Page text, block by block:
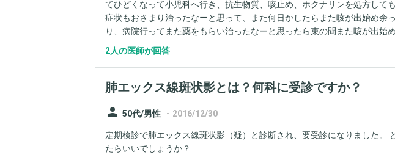
てひどくなって小児科へ行き、抗生物質、咳止め、ホクナリンを処方して
症状もおさまり治ったなーと思って、また何日かしたらまた咳が出始め余
り、病院行ってまた薬をもらい治ったなーと思ったら束の間また咳が出始
くものでしょうか。 咳が出始めると夜、寝てる時に咳で吐くので私もおち
繰り返し咳が出たりするのはおかしいのでしょうか？ あと、少しの咳の出
2人の医師が回答
肺エックス線斑状影とは？何科に受診ですか？
person 50代/男性 - 2016/12/30
定期検診で肺エックス線斑状影（疑）と診断され、要受診になりました。
たらいいでしょうか？